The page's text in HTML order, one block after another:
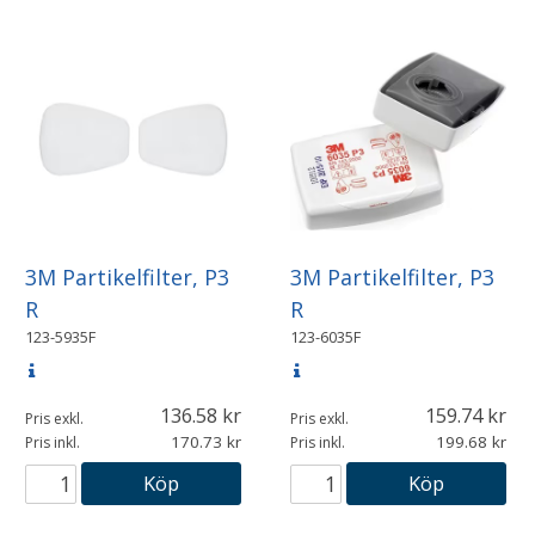
3M Partikelfilter, P3
R
123-5935F
Pris exkl. 136.58
Pris inkl. 170.73
Köp
3M Partikelfilter, P3
R
123-6035F
Pris exkl. 159.74
Pris inkl. 199.68
Köp